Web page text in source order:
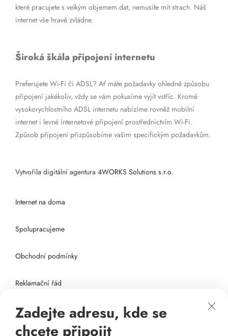
které pracujete s velkým objemem dat, nemusíte mít strach. Náš
internet vše hravě zvládne.
Široká škála připojení internetu
Preferujete Wi-Fi či ADSL? Ať máte požadavky ohledně způsobu
připojení jakékoliv, vždy se vám pokusíme vyjít vstříc. Kromě
vysokorychlostního ADSL internetu nabízíme rovněž mobilní
internet i levné internetové připojení prostřednictvím Wi-Fi.
Způsob připojení přizpůsobíme vašim specifickým požadavkům.
Vytvořila digitální agentura 4WORKS Solutions s.r.o.
Internet na doma
Spolupracujeme
Obchodní podmínky
Reklamační řád
Připojení k internetu
Zadejte adresu, kde se
chcete připojit